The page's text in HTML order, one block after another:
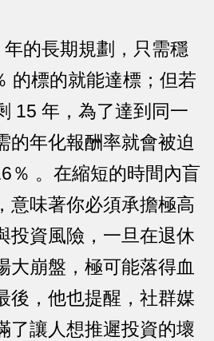
的長期規劃，只需穩
的標的就能達標；但若
15 年，為了達到同一
的年化報酬率就會被迫
％ 。在縮短的時間內盲
意味著你必須承擔極高
投資風險，一旦在退休
大崩盤，極可能落得血
後，他也提醒，社群媒
了讓人想推遲投資的壞